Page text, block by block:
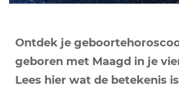
Ontdek je
geboren met Maagd in je
Lees hier wat de betekenis